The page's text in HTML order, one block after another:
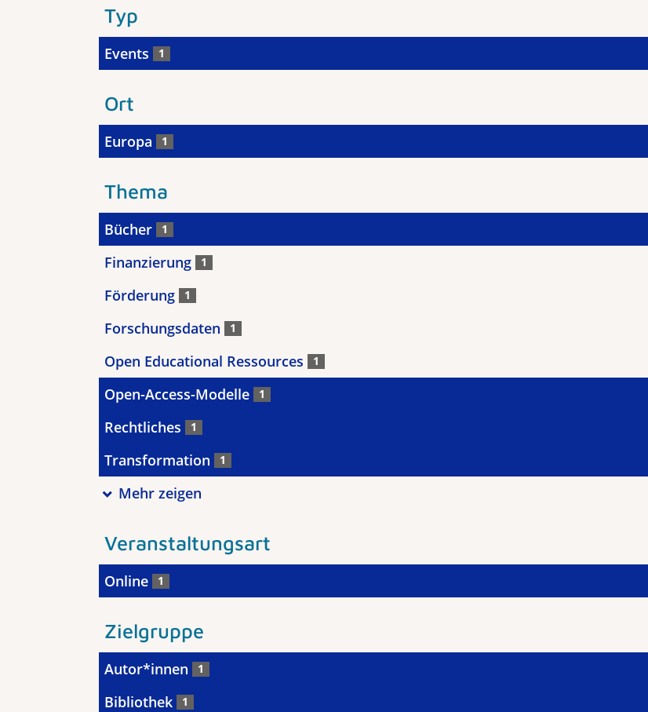
Typ
Events 1
Ort
Europa 1
Thema
Bücher 1
Finanzierung 1
Förderung 1
Forschungsdaten 1
Open Educational Ressources 1
Open-Access-Modelle 1
Rechtliches 1
Transformation 1
Mehr zeigen
Veranstaltungsart
Online 1
Zielgruppe
Autor*innen 1
Bibliothek 1